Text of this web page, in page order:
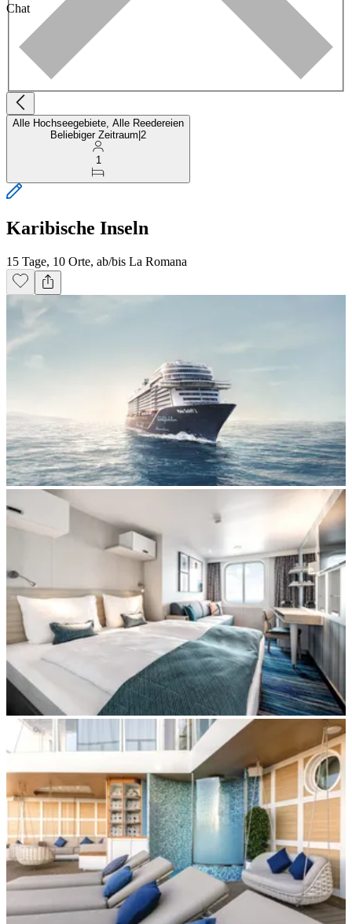
Chat
Alle Hochseegebiete, Alle Reedereien
Beliebiger Zeitraum 2
1
Karibische Inseln
15 Tage, 10 Orte, ab/bis La Romana